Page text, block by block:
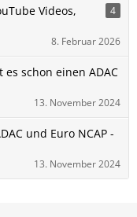
Videos,
4
8. Februar 2026
es schon einen ADAC
13. November 2024
und Euro NCAP -
13. November 2024